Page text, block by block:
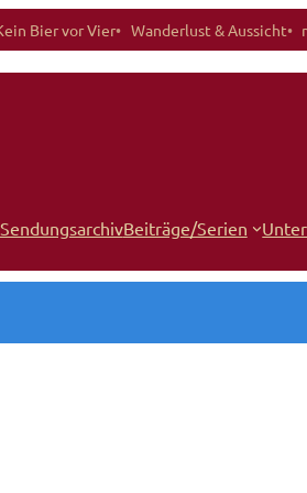
Bier vor Vier Wanderlust & Aussicht
SendungsarchivBeiträge/Serien